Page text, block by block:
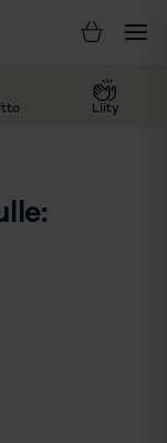
Liity